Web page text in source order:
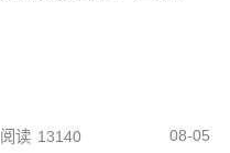
阅读 13140 08-05